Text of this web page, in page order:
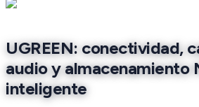
UGREEN: conectividad,
audio y almacenamiento
inteligente